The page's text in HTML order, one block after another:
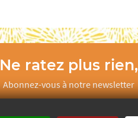
Ne ratez plus rien,
Abonnez-vous à notre newsletter